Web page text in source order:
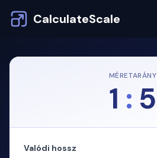
CalculateScale
MÉRETARÁNY
1 : 5
Valódi hossz